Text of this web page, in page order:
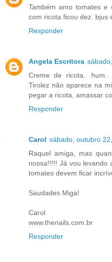
Também amo tomates e
com ricota ficou dez. bjus
Responder
Angela Escritora
Creme de ricota..
Tirolez não aparece na
pegar a ricota, amassar
Responder
Carol sábado, outubro
Raquel amiga, mas
nossa!!!!! Já vou levando
tomates devem ficar
Saudades Miga!
Carol
www.thenails.com.br
Responder